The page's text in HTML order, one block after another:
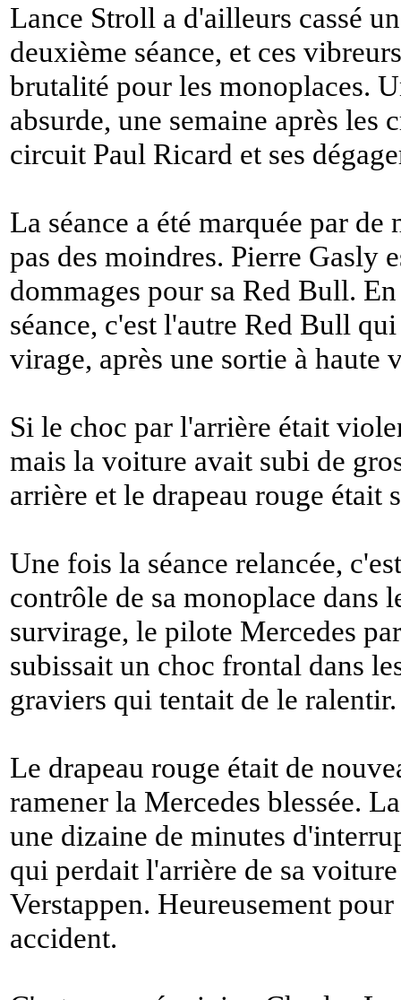
Lance Stroll a d'ailleurs cassé
deuxième séance, et ces
brutalité pour les monoplaces.
absurde, une semaine après les
circuit Paul Ricard et ses
La séance a été marquée par
pas des moindres. Pierre Gasly
dommages pour sa Red Bull.
séance, c'est l'autre Red Bull
virage, après une sortie à haute
Si le choc par l'arrière était
mais la voiture avait subi de
arrière et le drapeau rouge était
Une fois la séance relancée,
contrôle de sa monoplace dans
survirage, le pilote Mercedes
subissait un choc frontal dans
graviers qui tentait de le ralentir.
Le drapeau rouge était de
ramener la Mercedes blessée.
une dizaine de minutes
qui perdait l'arrière de sa
Verstappen. Heureusement
accident.